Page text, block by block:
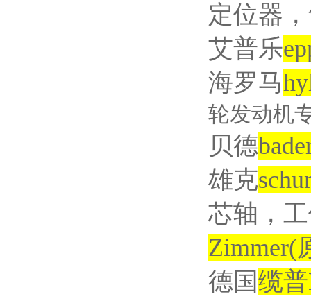
定位器
艾普乐
海罗马
轮发动机
贝德
雄克
芯轴，
Zimmer(
德国缆普